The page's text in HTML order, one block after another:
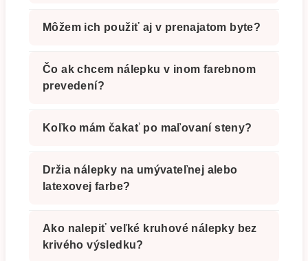
Môžem ich použiť aj v prenajatom byte?
Čo ak chcem nálepku v inom farebnom
prevedení?
Koľko mám čakať po maľovaní steny?
Držia nálepky na umývateľnej alebo
latexovej farbe?
Ako nalepiť veľké kruhové nálepky bez
krivého výsledku?